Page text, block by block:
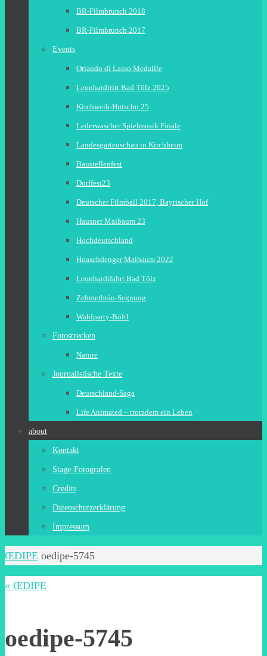
BR-Filmbrunch 2018
BR-Filmbrunch 2017
Events
Orlando di Lasso Medaille
Leonhardiritt Bad Tölz 2025
Kirchweih-Hutschn 25
Lederwascher Spielmusik Finale
Landesgartenschau in Kirchheim
Baustellenfest
Dorffest23
Deutscher Filmball 2017, Bayrischer Hof
Hausner Maibaum 23
Hochdeutschland
Hoaschdenger Maibaum 2022
Leonhardifahrt Bad Tölz
Zehmerbräu-Segnung
Wahlparty-Böltl
Fotostrecken
Nature
Journalistische Texte
Deutschland-Saga
Life Animated – trotzdem ein Leben
about
Kontakt
Stage-Fotografen
Credits
Datenschutzerklärung
Impressum
Start
ŒDIPE oedipe-5745
« ŒDIPE
oedipe-5745